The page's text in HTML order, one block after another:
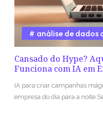
Cansado do Hype?
Funciona com IA em
análise de dados
IA para criar campanhas
empresa do dia para a